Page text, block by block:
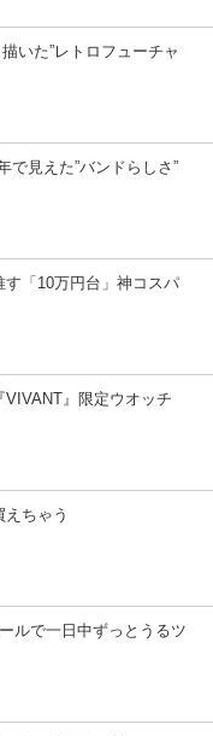
いた”レトロフューチャ
で見えた”バンドらしさ”
す「10万円台」神コスパ
』限定ウオッチ
ちゃう
ルで一日中ずっとうるツ